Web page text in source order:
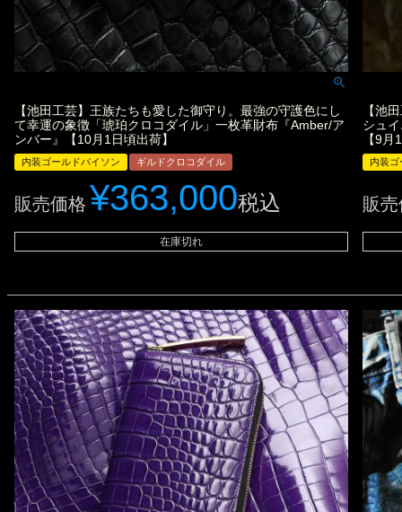
【池田工芸】王族たちも愛した御守り。最強の守護色にし
て幸運の象徴「琥珀クロコダイル」一枚革財布『Amber/ア
ンバー』【10月1日頃出荷】
内装ゴールドパイソン ギルドクロコダイル
販売価格 ¥363,000税込
在庫切れ
【池
シュ
【9
内装ゴ
販